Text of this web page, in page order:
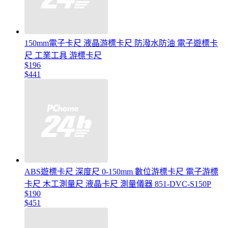
150mm電子卡尺 液晶游標卡尺 防潑水防油 電子遊標卡
尺 工業工具 游標卡尺
$196
$441
ABS遊標卡尺 深度尺 0-150mm 數位游標卡尺 電子游標
卡尺 木工測量尺 液晶卡尺 測量儀器 851-DVC-S150P
$190
$451